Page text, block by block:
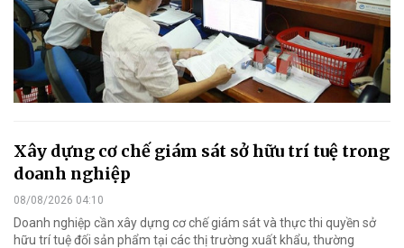
Xây dựng cơ chế giám sát sở hữu trí tuệ trong
doanh nghiệp
08/08/2026 04:10
Doanh nghiệp cần xây dựng cơ chế giám sát và thực thi quyền sở
hữu trí tuệ đối sản phẩm tại các thị trường xuất khẩu, thường